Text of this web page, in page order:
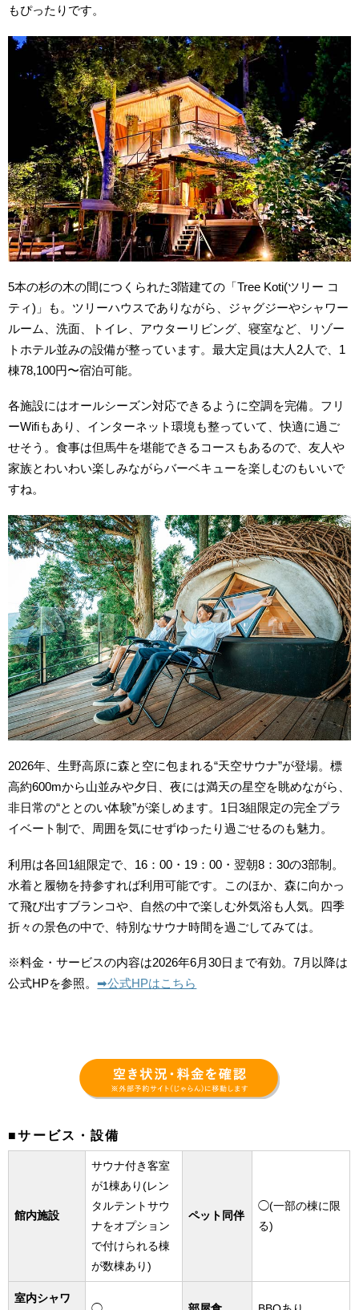
もぴったりです。
5本の杉の木の間につくられた3階建ての「Tree Koti(ツリー コ
ティ)」も。ツリーハウスでありながら、ジャグジーやシャワー
ルーム、洗面、トイレ、アウターリビング、寝室など、リゾー
トホテル並みの設備が整っています。最大定員は大人2人で、1
棟78,100円〜宿泊可能。
各施設にはオールシーズン対応できるように空調を完備。フリ
ーWifiもあり、インターネット環境も整っていて、快適に過ご
せそう。食事は但馬牛を堪能できるコースもあるので、友人や
家族とわいわい楽しみながらバーベキューを楽しむのもいいで
すね。
2026年、生野高原に森と空に包まれる“天空サウナ”が登場。標
高約600mから山並みや夕日、夜には満天の星空を眺めながら、
非日常の“ととのい体験”が楽しめます。1日3組限定の完全プラ
イベート制で、周囲を気にせずゆったり過ごせるのも魅力。
利用は各回1組限定で、16：00・19：00・翌朝8：30の3部制。
水着と履物を持参すれば利用可能です。このほか、森に向かっ
て飛び出すブランコや、自然の中で楽しむ外気浴も人気。四季
折々の景色の中で、特別なサウナ時間を過ごしてみては。
※料金・サービスの内容は2026年6月30日まで有効。7月以降は
公式HPを参照。➡︎公式HPはこちら
■サービス・設備
館内施設
サウナ付き客室
が1棟あり(レン
タルテントサウ
ナをオプション
で付けられる棟
が数棟あり)
ペット同伴
◯(一部の棟に限
る)
室内シャワ